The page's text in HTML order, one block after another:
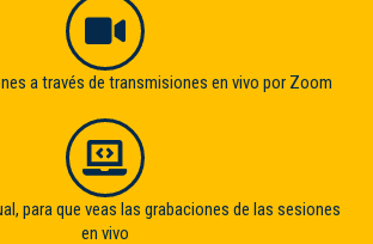
a través de transmisiones en vivo por Zoom
para que veas las grabaciones de las sesiones
en vivo